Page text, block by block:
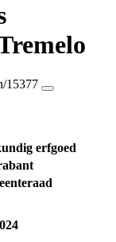
15377
erfgoed